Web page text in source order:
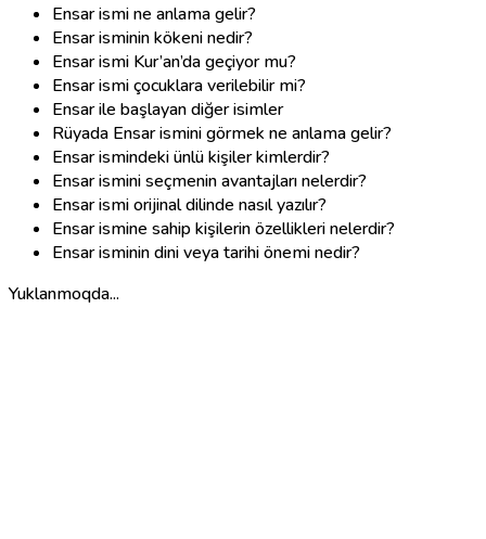
Ensar ismi ne anlama gelir?
Ensar isminin kökeni nedir?
Ensar ismi Kur’an’da geçiyor mu?
Ensar ismi çocuklara verilebilir mi?
Ensar ile başlayan diğer isimler
Rüyada Ensar ismini görmek ne anlama gelir?
Ensar ismindeki ünlü kişiler kimlerdir?
Ensar ismini seçmenin avantajları nelerdir?
Ensar ismi orijinal dilinde nasıl yazılır?
Ensar ismine sahip kişilerin özellikleri nelerdir?
Ensar isminin dini veya tarihi önemi nedir?
Yuklanmoqda...